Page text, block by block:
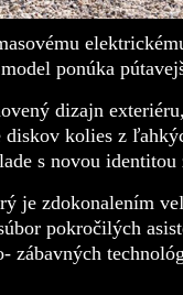
ponúka
dizajn
diskov kolies z
s novou identitou
je zdokonalením
pokročilých
- zábavných